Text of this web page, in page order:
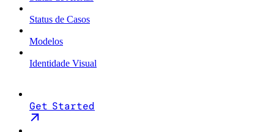
Status de Casos
Modelos
Identidade Visual
Get Started